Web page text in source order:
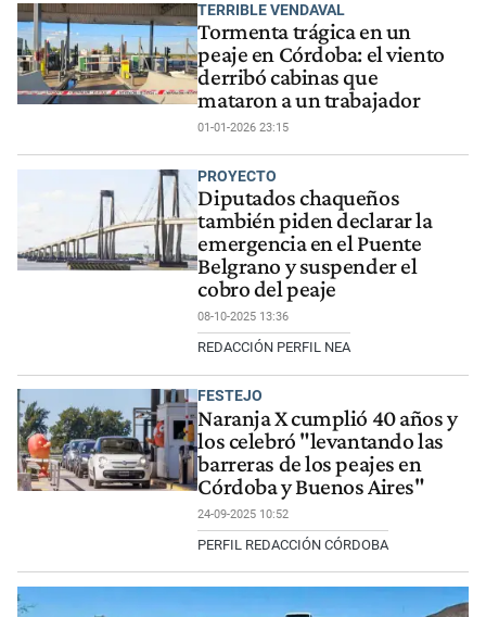
TERRIBLE VENDAVAL
Tormenta trágica en un
peaje en Córdoba: el viento
derribó cabinas que
mataron a un trabajador
01-01-2026 23:15
PROYECTO
Diputados chaqueños
también piden declarar la
emergencia en el Puente
Belgrano y suspender el
cobro del peaje
08-10-2025 13:36
REDACCIÓN PERFIL NEA
FESTEJO
Naranja X cumplió 40 años y
los celebró "levantando las
barreras de los peajes en
Córdoba y Buenos Aires"
24-09-2025 10:52
PERFIL REDACCIÓN CÓRDOBA